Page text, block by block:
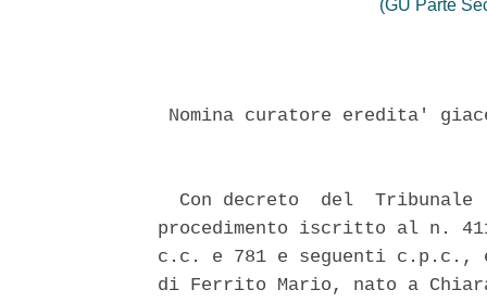
(GU Parte
Nomina curatore eredita'
Con decreto  del  Tribunale
procedimento iscritto al n.
c.c. e 781 e seguenti
di Ferrito Mario, nato a